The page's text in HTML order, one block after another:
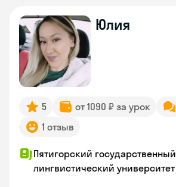
Юлия
5 от 1090 ₽ за урок
1 отзыв
Пятигорский государственный
лингвистический университет